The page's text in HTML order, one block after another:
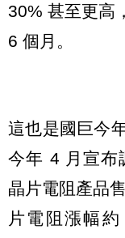
30% 甚至更高
6 個月。
這也是國巨今
今年 4 月宣布
晶片電阻產品
片電阻漲幅